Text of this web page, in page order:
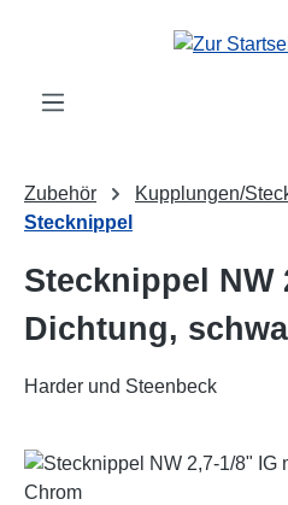
Zum Hauptinhalt springen
Zubehör
Kupplungen/
Stecknippel
Stecknippel NW
Dichtung,
Harder und Steenbeck
Bildergalerie überspringen